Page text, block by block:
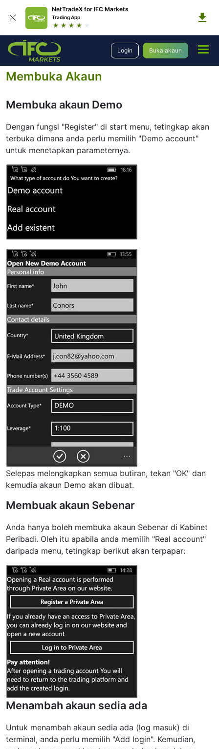
NetTradeX for IFC Markets
Trading App
Login Buka akaun
Dagangan Platform
Panduan Pengguna
Panduan Pengguna NetTradeX Windows Phone
Membuka Akaun
Membuka Akaun
Membuka akaun Demo
Dengan fungsi "Register" di start menu, tetingkap akan
terbuka dimana anda perlu memilih "Demo account"
untuk menetapkan parameternya.
Selepas melengkapkan semua butiran, tekan "OK" dan
kemudia akaun Demo akan dibuat.
Membuak akaun Sebenar
Anda hanya boleh membuka akaun Sebenar di Kabinet
Peribadi. Oleh itu apabila anda memilih "Real account"
daripada menu, tetingkap berikut akan terpapar:
Menambah akaun sedia ada
Untuk menambah akaun sedia ada (log masuk) di
terminal, anda perlu memilih "Add login". Kemudian,